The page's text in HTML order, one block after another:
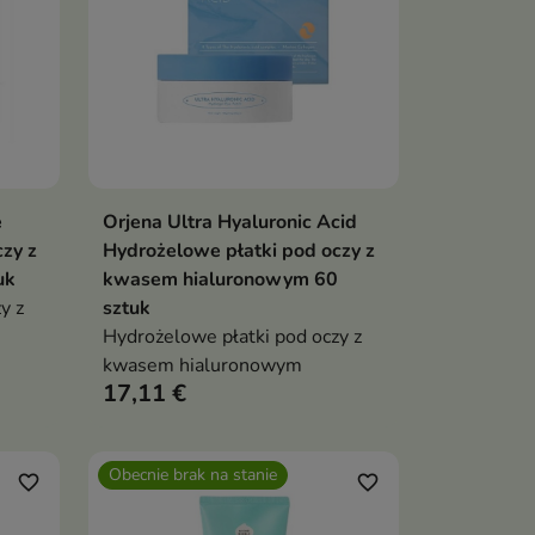
z
z
Pokaż szczegóły
Orjena Ultra Hyaluronic Acid
Hydrożelowe płatki pod oczy z
kwasem hialuronowym 60
sztuk
Hydrożelowe płatki pod oczy z
kwasem hialuronowym
17,11 €
favorite_border Obecnie brak na stanie favorite_border